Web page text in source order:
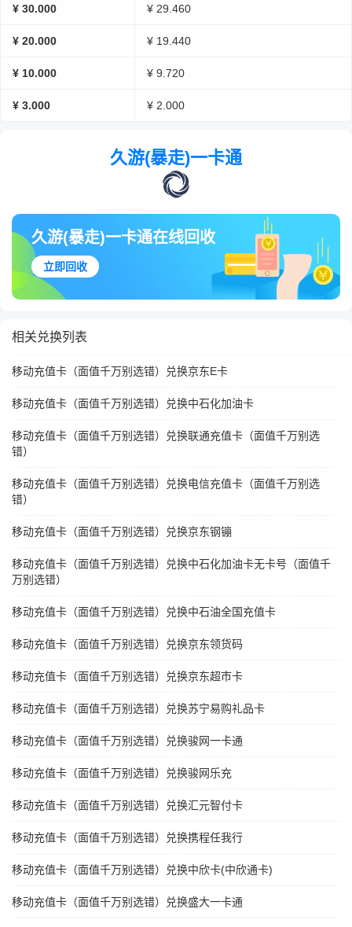
¥ 30.000 ¥ 29.460
¥ 20.000 ¥ 19.440
¥ 10.000 ¥ 9.720
¥ 3.000 ¥ 2.000
久游(暴走)一卡通
久游(暴走)一卡通在线回收
立即回收
相关兑换列表
移动充值卡（面值千万别选错）兑换京东E卡
移动充值卡（面值千万别选错）兑换中石化加油卡
移动充值卡（面值千万别选错）兑换联通充值卡（面值千万别选
错）
移动充值卡（面值千万别选错）兑换电信充值卡（面值千万别选
错）
移动充值卡（面值千万别选错）兑换京东钢镚
移动充值卡（面值千万别选错）兑换中石化加油卡无卡号（面值千
万别选错）
移动充值卡（面值千万别选错）兑换中石油全国充值卡
移动充值卡（面值千万别选错）兑换京东领货码
移动充值卡（面值千万别选错）兑换京东超市卡
移动充值卡（面值千万别选错）兑换苏宁易购礼品卡
移动充值卡（面值千万别选错）兑换骏网一卡通
移动充值卡（面值千万别选错）兑换骏网乐充
移动充值卡（面值千万别选错）兑换汇元智付卡
移动充值卡（面值千万别选错）兑换携程任我行
移动充值卡（面值千万别选错）兑换中欣卡(中欣通卡)
移动充值卡（面值千万别选错）兑换盛大一卡通